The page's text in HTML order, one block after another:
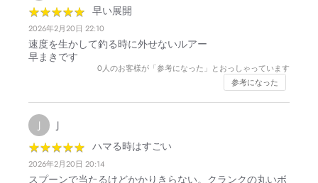
★★★★★
★★★★★ 早い展開
2026年2月20日 22:10
速度を生かして釣る時に外せないルアー
早まきです
0人のお客様が「参考になった」とおっしゃっています
参考になった
J J
★★★★★
★★★★★ ハマる時はすごい
2026年2月20日 20:14
スプーンで当たるけどかかりきらない。クランクの丸いボ